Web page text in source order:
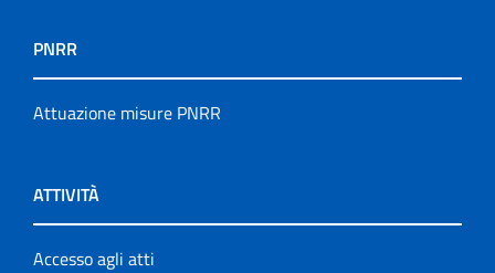
PNRR
Attuazione misure PNRR
ATTIVITÀ
Accesso agli atti